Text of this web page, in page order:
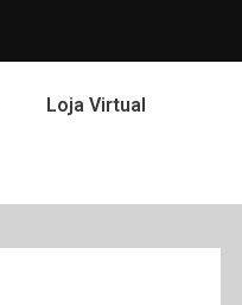
Loja Virtual